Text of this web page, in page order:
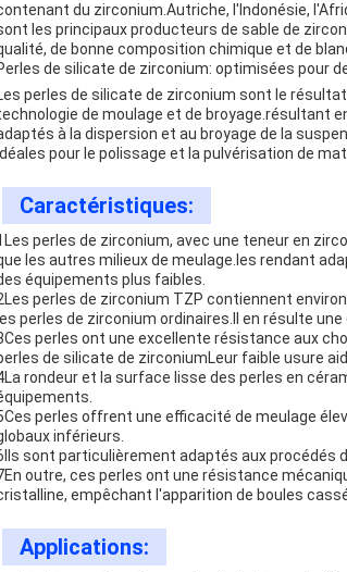
du zirconium.Autriche, l'Indonésie,
les principaux producteurs de sable de
de bonne composition chimique et de
de silicate de zirconium: optimisées pour
perles de silicate de zirconium sont le
de moulage et de broyage.résultant
à la dispersion et au broyage de la
pour le polissage et la pulvérisation de
Caractéristiques:
perles de zirconium, avec une teneur en
les autres milieux de meulage.les rendant
équipements plus faibles.
perles de zirconium TZP contiennent
perles de zirconium ordinaires.Il en résulte
perles ont une excellente résistance aux
de silicate de zirconiumLeur faible usure
rondeur et la surface lisse des perles en
perles offrent une efficacité de meulage
inférieurs.
sont particulièrement adaptés aux procédés
outre, ces perles ont une résistance
empêchant l'apparition de boules
Applications: